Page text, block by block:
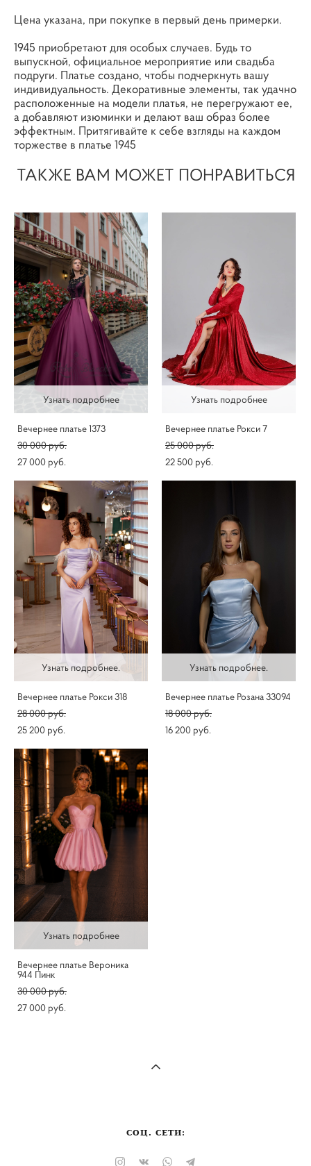
Цена указана, при покупке в первый день примерки.
1945 приобретают для особых случаев. Будь то
выпускной, официальное мероприятие или свадьба
подруги. Платье создано, чтобы подчеркнуть вашу
индивидуальность. Декоративные элементы, так удачно
расположенные на модели платья, не перегружают ее,
а добавляют изюминки и делают ваш образ более
эффектным. Притягивайте к себе взгляды на каждом
торжестве в платье 1945
ТАКЖЕ ВАМ МОЖЕТ ПОНРАВИТЬСЯ
Узнать подробнее
Вечернее платье 1373
30 000 pуб.
27 000 pуб.
Узнать подробнее
Вечернее платье Рокси 7
25 000 pуб.
22 500 pуб.
Узнать подробнее.
Вечернее платье Рокси 318
28 000 pуб.
25 200 pуб.
Узнать подробнее.
Вечернее платье Розана 33094
18 000 pуб.
16 200 pуб.
Узнать подробнее
Вечернее платье Вероника
944 Пинк
30 000 pуб.
27 000 pуб.
СОЦ. СЕТИ: